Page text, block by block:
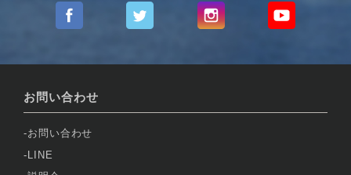
お問い合わせ
お問い合わせ
LINE